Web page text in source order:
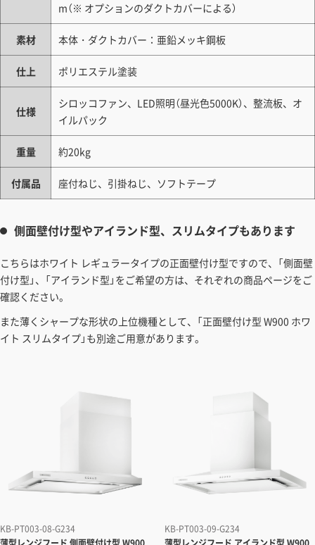
m（※ オプションのダクトカバーによる）
素材 本体・ダクトカバー：亜鉛メッキ鋼板
仕上 ポリエステル塗装
仕様
シロッコファン、LED照明（昼光色5000K）、整流板、オ
イルパック
重量 約20kg
付属品 座付ねじ、引掛ねじ、ソフトテープ
側面壁付け型やアイランド型、スリムタイプもあります
こちらはホワイト レギュラータイプの正面壁付け型ですので、「側面壁
付け型」、「アイランド型」をご希望の方は、それぞれの商品ページをご
確認ください。
また薄くシャープな形状の上位機種として、「正面壁付け型 W900 ホワ
イト スリムタイプ」も別途ご用意があります。
KB-PT003-08-G234
KB-PT003-09-G234